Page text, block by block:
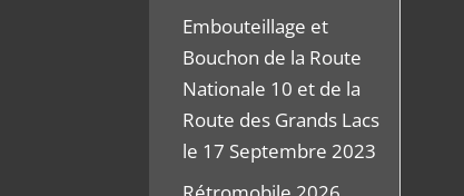
Embouteillage et
Bouchon de la Route
Nationale 10 et de la
Route des Grands Lacs
le 17 Septembre 2023